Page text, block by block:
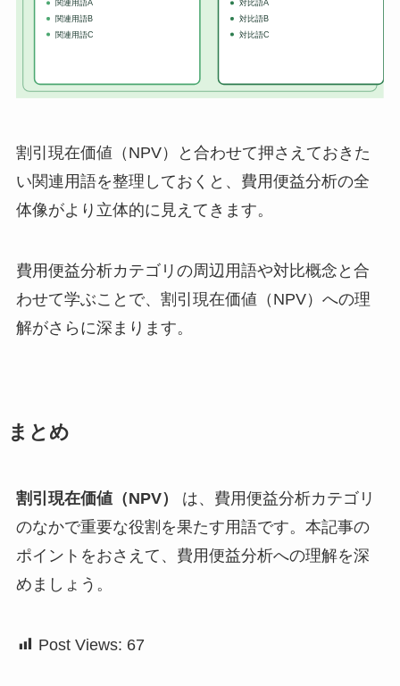
割引現在価値（NPV）と合わせて押さえておきた
い関連用語を整理しておくと、費用便益分析の全
体像がより立体的に見えてきます。
費用便益分析カテゴリの周辺用語や対比概念と合
わせて学ぶことで、割引現在価値（NPV）への理
解がさらに深まります。
まとめ
割引現在価値（NPV）
は、費用便益分析カテゴリ
のなかで重要な役割を果たす用語です。本記事の
ポイントをおさえて、費用便益分析への理解を深
めましょう。
Post Views: 67